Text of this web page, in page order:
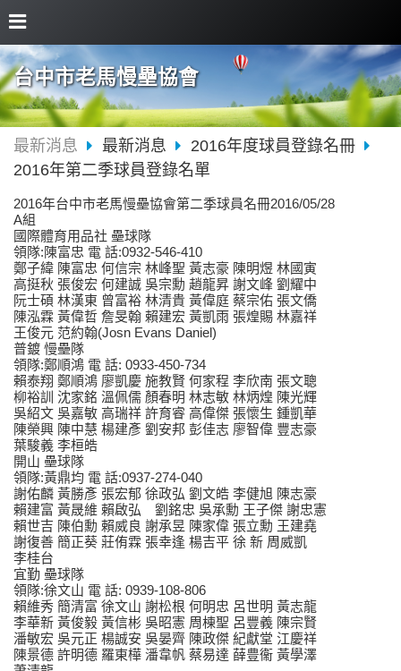
台中市老馬慢壘協會
最新消息 最新消息
2016年度球員登錄名冊
2016年第二季球員登錄名單
2016年台中市老馬慢壘協會第二季球員名冊2016/05/28
A組
國際體育用品社 壘球隊
領隊:陳富忠 電 話:0932-546-410
鄭子緯 陳富忠 何信宗 林峰聖 黃志豪 陳明煜 林國寅
高挺秋 張俊宏 何建誠 吳宗勳 趙龍昇 謝文峰 劉耀中
阮士碩 林漢東 曾富裕 林清貴 黃偉庭 蔡宗佑 張文僑
陳泓霖 黃偉哲 詹旻翰 賴建宏 黃凱雨 張煌賜 林嘉祥
王俊元 范約翰(Josn Evans Daniel)
普鍍 慢壘隊
領隊:鄭順鴻 電 話: 0933-450-734
賴泰翔 鄭順鴻 廖凱慶 施教賢 何家程 李欣南 張文聰
柳裕訓 沈家銘 溫佩儒 顏春明 林志敏 林炳煌 陳光輝
吳紹文 吳嘉敏 高瑞祥 許育睿 高偉傑 張懷生 鍾凱華
陳榮興 陳中慧 楊建彥 劉安邦 彭佳志 廖智偉 豐志豪
葉駿義 李桓皓
開山 壘球隊
領隊:黃鼎均 電 話:0937-274-040
謝佑麟 黃勝彥 張宏郁 徐政弘 劉文皓 李健旭 陳志豪
賴建富 黃晟維 賴啟弘 劉銘忠 吳承勳 王子傑 謝忠憲
賴世吉 陳伯勳 賴威良 謝承昱 陳家偉 張立勳 王建堯
謝復善 簡正葵 莊侑霖 張幸逢 楊吉平 徐 新 周威凱
李桂台
宜勤 壘球隊
領隊:徐文山 電 話: 0939-108-806
賴維秀 簡清富 徐文山 謝松根 何明忠 呂世明 黃志龍
李華新 黃俊毅 黃信彬 吳昭憲 周棟聖 呂豐義 陳宗賢
潘敏宏 吳元正 楊誠安 吳晏齊 陳政傑 紀獻堂 江慶祥
陳景德 許明德 羅東樺 潘韋帆 蔡易達 薛豊衞 黃學澤